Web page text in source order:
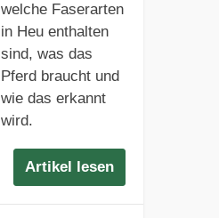
welche Faserarten
in Heu enthalten
sind, was das
Pferd braucht und
wie das erkannt
wird.
Artikel lesen